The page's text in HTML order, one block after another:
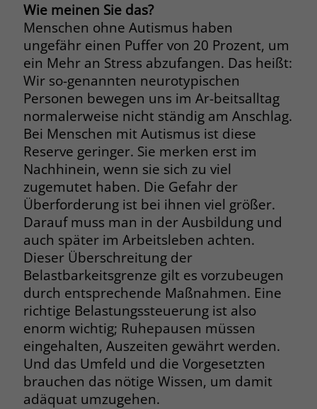
Wie meinen Sie das?
Menschen ohne Autismus haben
ungefähr einen Puffer von 20 Prozent, um
ein Mehr an Stress abzufangen. Das heißt:
Wir so-genannten neurotypischen
Personen bewegen uns im Ar-beitsalltag
normalerweise nicht ständig am Anschlag.
Bei Menschen mit Autismus ist diese
Reserve geringer. Sie merken erst im
Nachhinein, wenn sie sich zu viel
zugemutet haben. Die Gefahr der
Überforderung ist bei ihnen viel größer.
Darauf muss man in der Ausbildung und
auch später im Arbeitsleben achten.
Dieser Überschreitung der
Belastbarkeitsgrenze gilt es vorzubeugen
durch entsprechende Maßnahmen. Eine
richtige Belastungssteuerung ist also
enorm wichtig; Ruhepausen müssen
eingehalten, Auszeiten gewährt werden.
Und das Umfeld und die Vorgesetzten
brauchen das nötige Wissen, um damit
adäquat umzugehen.